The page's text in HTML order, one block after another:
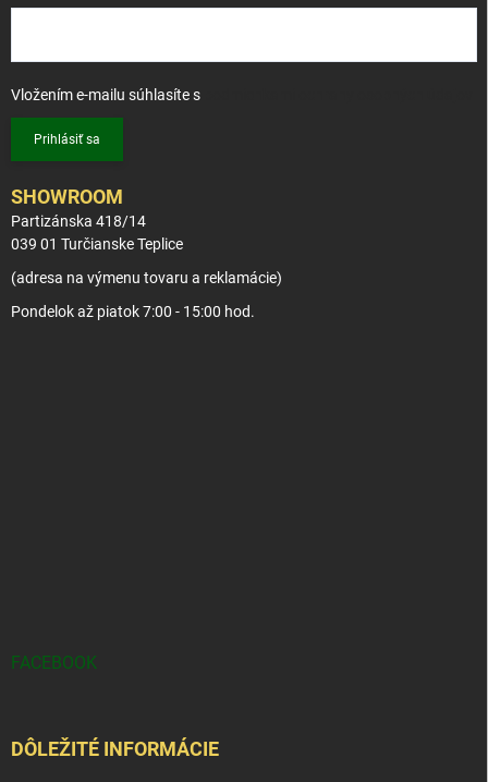
Vložením e-mailu súhlasíte s
Prihlásiť sa
SHOWROOM
Partizánska 418/14
039 01 Turčianske Teplice
(adresa na výmenu tovaru a reklamácie)
Pondelok až piatok 7:00 - 15:00 hod.
FACEBOOK
DÔLEŽITÉ INFORMÁCIE